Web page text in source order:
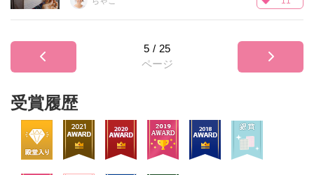
5 / 25
ページ
受賞履歴